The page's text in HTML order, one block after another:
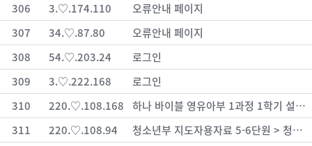
306
3.♡.174.110
오류안내 페이지
307
34.♡.87.80
오류안내 페이지
308
54.♡.203.24
로그인
309
3.♡.222.168
로그인
310
220.♡.108.168
하나 바이블 영유아부 1과정 1학기 설교 샘플 자료 > 콘텐츠몰
311
220.♡.108.94
청소년부 지도자용자료 5-6단원 > 청소년부